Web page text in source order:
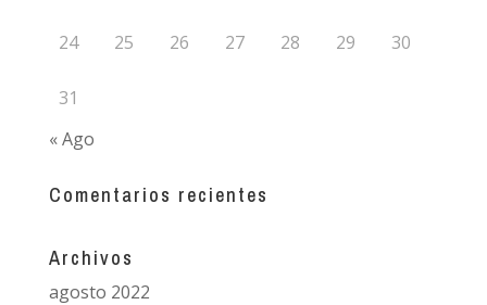
24 25 26 27 28 29 30
31
« Ago
Comentarios recientes
Archivos
agosto 2022